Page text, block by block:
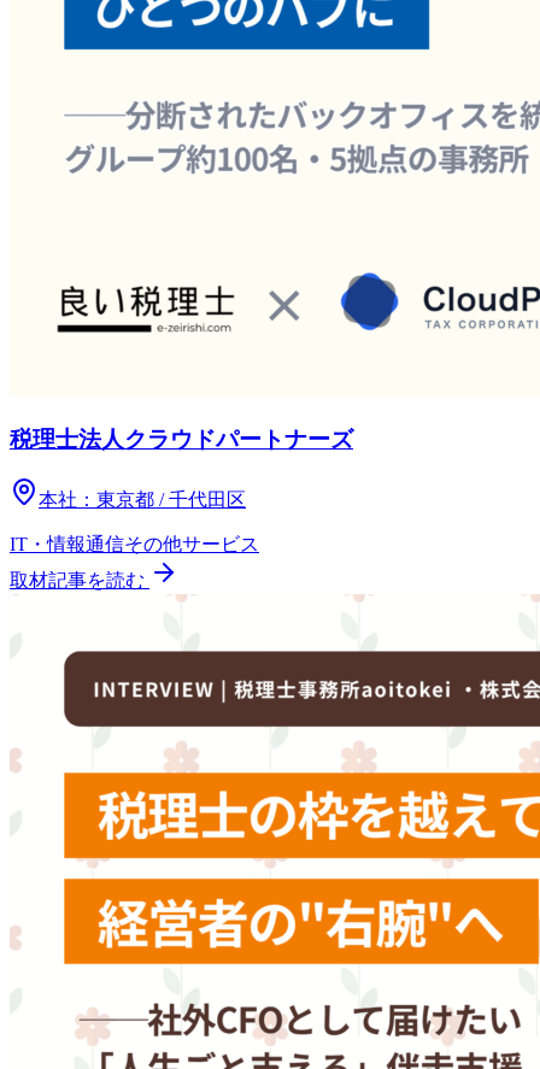
税理士法人クラウドパートナーズ
本社： 東京都 / 千代田区
IT・情報通信その他サービス
取材記事を読む